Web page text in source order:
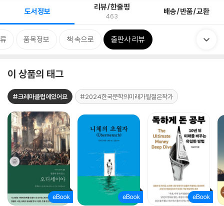
도서정보 리뷰/한줄평
463 배송/반품/교환
품목정보 책 속으로 출판사 리뷰
이 상품의 태그
#크레마클럽에있어요 #2024한국문학의미래가될젊은작가